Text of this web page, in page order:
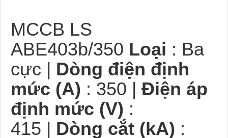
MCCB LS
ABE403b/350 Loại : Ba
cực | Dòng điện định
mức (A) : 350 | Điện áp
định mức (V) :
415 | Dòng cắt (kA) :